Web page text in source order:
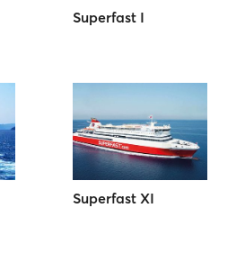
Superfast I
Superfast XI